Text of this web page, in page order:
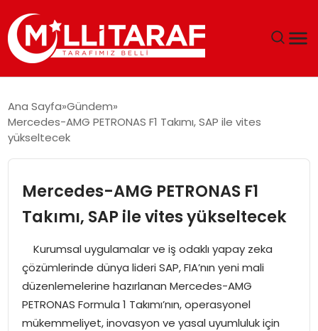
ÖZEL SAYFALAR
SIYASET
MAGAZIN
Ana Sayfa Gündem
Mercedes-AMG PETRONAS F1 Takımı, SAP ile vites
yükseltecek
Mercedes-AMG PETRONAS F1
Takımı, SAP ile vites yükseltecek
Kurumsal uygulamalar ve iş odaklı yapay zeka
çözümlerinde dünya lideri SAP, FIA’nın yeni mali
düzenlemelerine hazırlanan Mercedes-AMG
PETRONAS Formula 1 Takımı’nın, operasyonel
mükemmeliyet, inovasyon ve yasal uyumluluk için